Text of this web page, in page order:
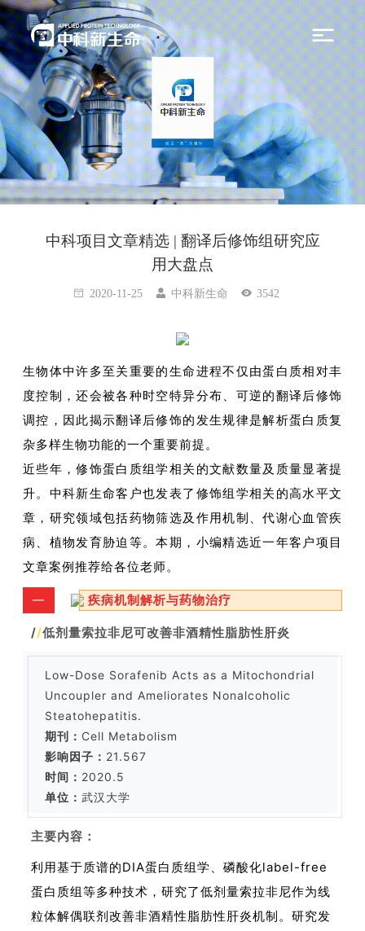
中科项目文章精选 | 翻译后修饰组研究应
用大盘点
2020-11-25 中科新生命 3542
生物体中许多至关重要的生命进程不仅由蛋白质相对丰
度控制，还会被各种时空特异分布、可逆的翻译后修饰
调控，因此揭示翻译后修饰的发生规律是解析蛋白质复
杂多样生物功能的一个重要前提。
近些年，修饰蛋白质组学相关的文献数量及质量显著提
升。中科新生命客户也发表了修饰组学相关的高水平文
章，研究领域包括药物筛选及作用机制、代谢心血管疾
病、植物发育胁迫等。本期，小编精选近一年客户项目
文章案例推荐给各位老师。
一 疾病机制解析与药物治疗
//低剂量索拉非尼可改善非酒精性脂肪性肝炎
Low-Dose Sorafenib Acts as a Mitochondrial
Uncoupler and Ameliorates Nonalcoholic
Steatohepatitis.
期刊： Cell Metabolism
影响因子： 21.567
时间： 2020.5
单位： 武汉大学
主要内容：
利用基于质谱的DIA蛋白质组学、磷酸化label-free
蛋白质组等多种技术，研究了低剂量索拉非尼作为线
粒体解偶联剂改善非酒精性脂肪性肝炎机制。研究发